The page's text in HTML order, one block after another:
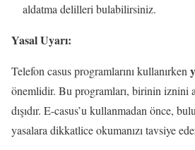
aldatma delilleri bulabilirsiniz.
Yasal Uyarı:
Telefon casus programlarını kullanırken
önemlidir. Bu programları, birinin iznini
dışıdır. E-casus’u kullanmadan önce,
yasalara dikkatlice okumanızı tavsiye